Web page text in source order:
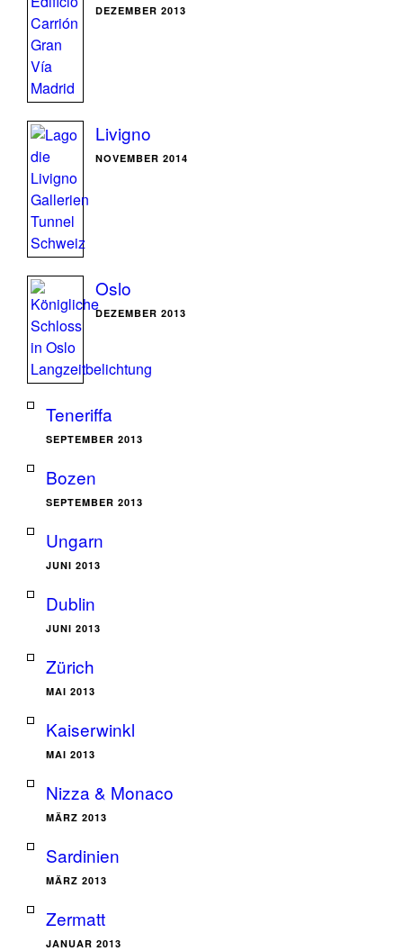
DEZEMBER 2013
Livigno
NOVEMBER 2014
Oslo
DEZEMBER 2013
Teneriffa
SEPTEMBER 2013
Bozen
SEPTEMBER 2013
Ungarn
JUNI 2013
Dublin
JUNI 2013
Zürich
MAI 2013
Kaiserwinkl
MAI 2013
Nizza & Monaco
MÄRZ 2013
Sardinien
MÄRZ 2013
Zermatt
JANUAR 2013